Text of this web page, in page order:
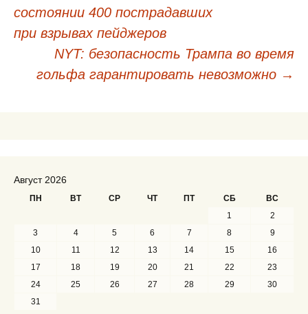
Навигация
по
записям
состоянии 400 пострадавших
при взрывах пейджеров
NYT: безопасность Трампа во время
гольфа гарантировать невозможно →
Август 2026
ПН ВТ СР ЧТ ПТ СБ
ВС
1
2
3
4 5 6 7 8
9
10
11 12 13 14 15
16
17
18 19 20 21 22
23
24
25 26 27 28 29
30
31